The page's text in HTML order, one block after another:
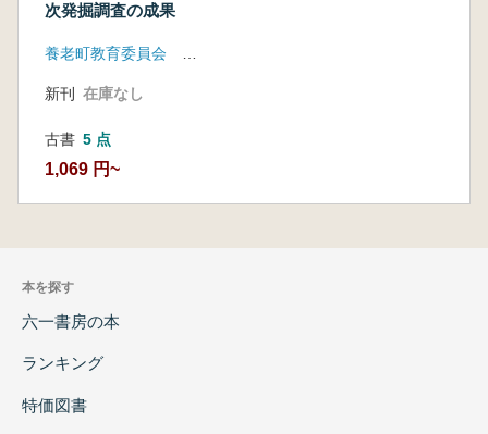
次発掘調査の成果
新刊 在庫なし
古書 5 点
1,069 円~
本を探す
六一書房の本
ランキング
特価図書